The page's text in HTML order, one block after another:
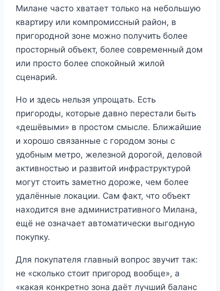
Милане часто хватает только на небольшую
квартиру или компромиссный район, в
пригородной зоне можно получить более
просторный объект, более современный дом
или просто более спокойный жилой
сценарий.
Но и здесь нельзя упрощать. Есть
пригороды, которые давно перестали быть
«дешёвыми» в простом смысле. Ближайшие
и хорошо связанные с городом зоны с
удобным метро, железной дорогой, деловой
активностью и развитой инфраструктурой
могут стоить заметно дороже, чем более
удалённые локации. Сам факт, что объект
находится вне административного Милана,
ещё не означает автоматически выгодную
покупку.
Для покупателя главный вопрос звучит так:
не «сколько стоит пригород вообще», а
«какая конкретно зона даёт лучший баланс